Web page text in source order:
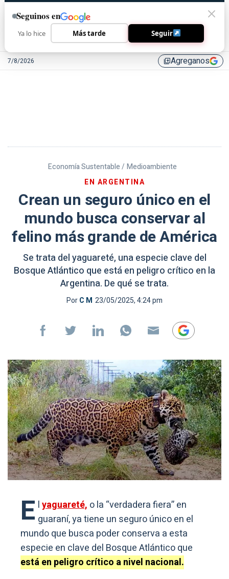
7/8/2026 library_addAgreganos
Economía Sustentable / Medioambiente
EN ARGENTINA
Crean un seguro único en el
mundo busca conservar al
felino más grande de América
Se trata del yaguareté, una especie clave del
Bosque Atlántico que está en peligro crítico en la
Argentina. De qué se trata.
PorC M 23/05/2025, 4:24 pm
E lyaguareté, o la “verdadera fiera” en
guaraní, ya tiene un seguro único en el
mundo que busca poder conserva a esta
especie en clave del Bosque Atlántico que
está en peligro crítico a nivel nacional.
Seguinos en
Ya lo hice Más tarde Seguir